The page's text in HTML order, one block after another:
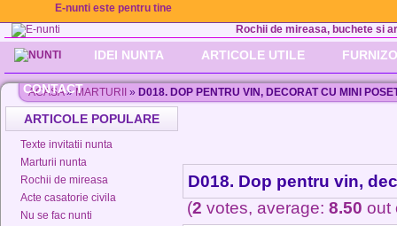
E-nunti este pentru tine
Rochii de mireasa, buchete si
IDEI NUNTA ARTICOLE UTILE
CONTACT
ACASA»MARTURII » D018. DOP PENTRU VIN, DECORAT CU MINI
ARTICOLE POPULARE
Texte invitatii nunta
Marturii nunta
Rochii de mireasa
Acte casatorie civila
Nu se fac nunti
D018. Dop pentru vin,
(2 votes, average: 8.50 out